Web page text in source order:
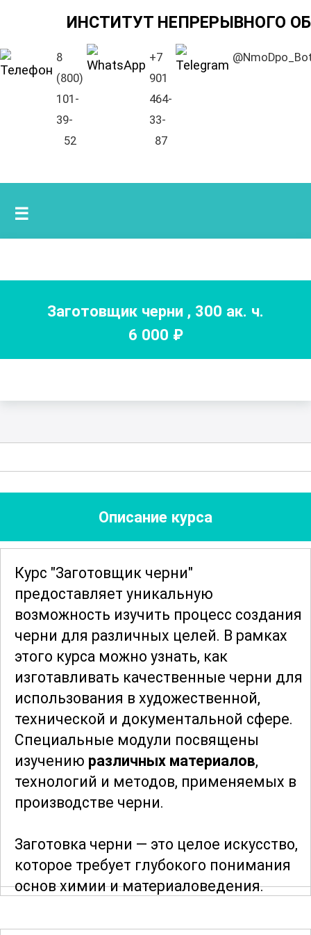
ИНСТИТУТ НЕПРЕРЫВНОГО
8
(800)
101-
39-
52
+7
901
464-
33-
87
☰
Заготовщик черни , 300 ак. ч.
6 000 ₽
Описание курса
Курс "Заготовщик черни"
предоставляет уникальную
возможность изучить процесс создания
черни для различных целей. В рамках
этого курса можно узнать, как
изготавливать качественные черни для
использования в художественной,
технической и документальной сфере.
Специальные модули посвящены
изучению различных материалов,
технологий и методов, применяемых в
производстве черни.
Заготовка черни — это целое искусство,
которое требует глубокого понимания
основ химии и материаловедения.
основными компонентами,